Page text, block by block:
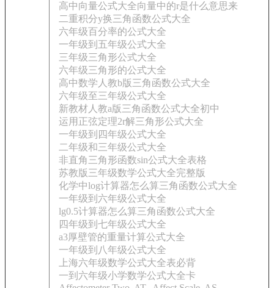
高中向量公式大全向量中的r是什么意思来
二重积分y换三角函数公式大全
六年级百分率的公式大全
一年级到五年级公式大全
三年级三角形公式大全
六年级三角形的公式大全
高中数学人教b版三角函数公式大全
六年级至三年级公式大全
新教材人教a版三角函数公式大全初中
运用正弦定理2r解三角形公式大全
一年级到四年级公式大全
二年级和三年级公式大全
非直角三角形函数sin公式大全表格
苏教版三年级数学公式大全完整版
化学中log计算器怎么算三角函数公式大全
一年级到六年级公式大全
lg0.5计算器怎么算三角函数公式大全
四年级到七年级公式大全
a3厚壁管的重量计算公式大全
一年级到八年级公式大全
上海六年级数学公式大全表必背
一到六年级小学数学公式大全卡